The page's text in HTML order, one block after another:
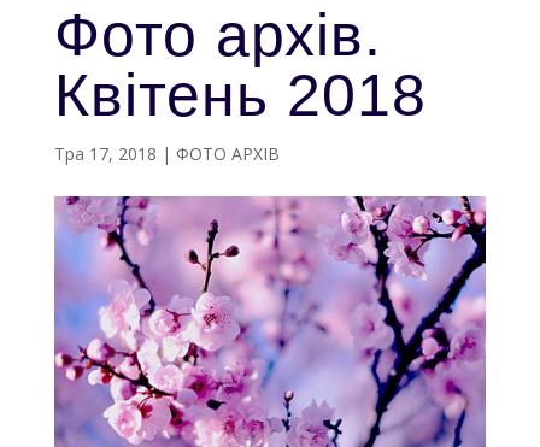
Фото архів.
Квітень 2018
Тра 17, 2018 | ФОТО АРХІВ